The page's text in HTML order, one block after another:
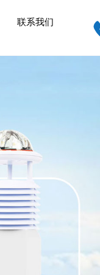
联系我们